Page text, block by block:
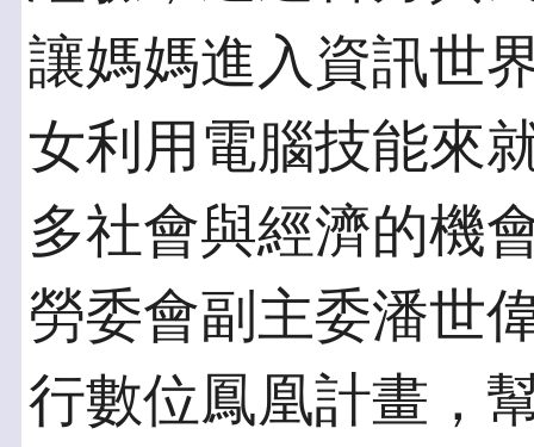
讓媽媽進入資訊世
女利用電腦技能來
多社會與經濟的機
勞委會副主委潘世
行數位鳳凰計畫，